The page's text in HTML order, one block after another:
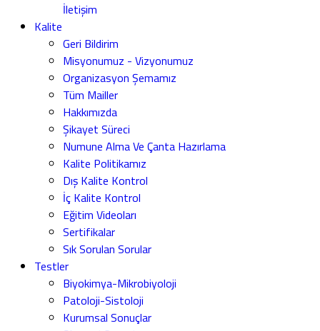
İletişim
Kalite
Geri Bildirim
Misyonumuz - Vizyonumuz
Organizasyon Şemamız
Tüm Mailler
Hakkımızda
Şikayet Süreci
Numune Alma Ve Çanta Hazırlama
Kalite Politikamız
Dış Kalite Kontrol
İç Kalite Kontrol
Eğitim Videoları
Sertifikalar
Sık Sorulan Sorular
Testler
Biyokimya-Mikrobiyoloji
Patoloji-Sistoloji
Kurumsal Sonuçlar